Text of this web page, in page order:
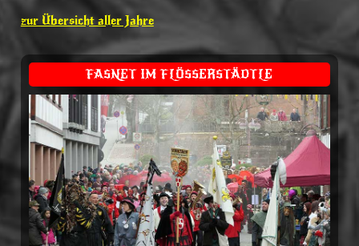
zur Übersicht aller Jahre
FASNET IM FLÖSSERSTÄDTLE